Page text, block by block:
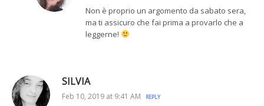
Non è proprio un argomento da sabato sera,
ma ti assicuro che fai prima a provarlo che a
leggerne!
SILVIA
Feb 10, 2019 at 9:41 AM REPLY